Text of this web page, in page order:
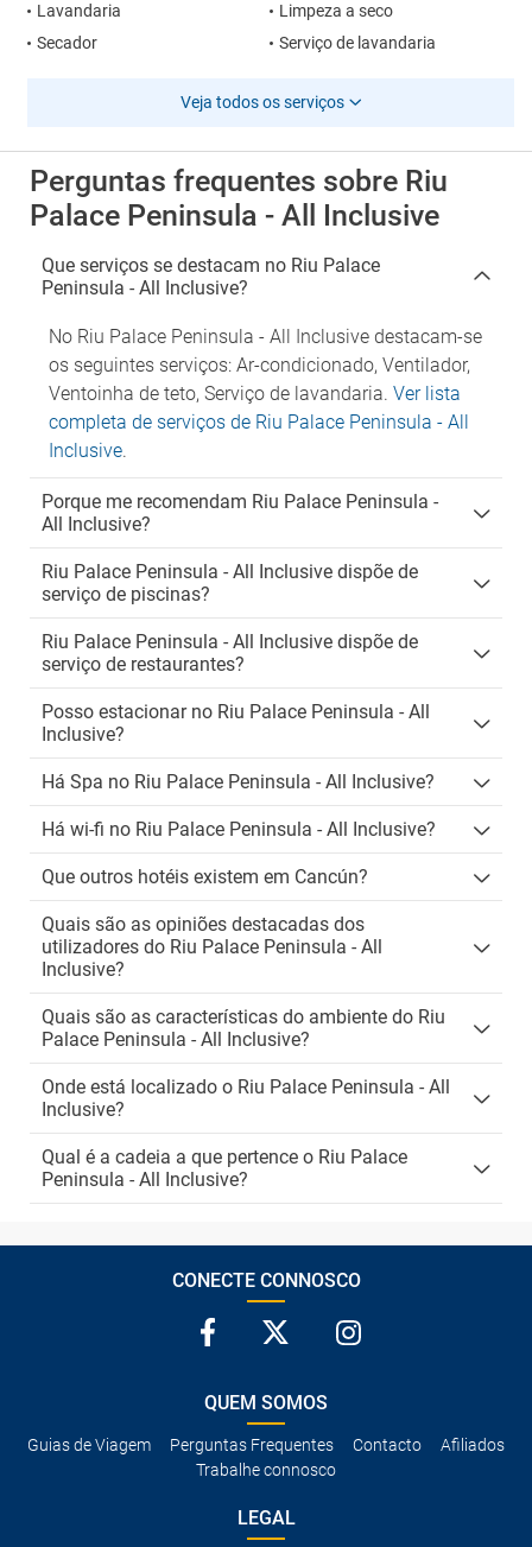
Lavandaria
Limpeza a seco
Secador
Serviço de lavandaria
Veja todos os serviços
Perguntas frequentes sobre Riu
Palace Peninsula - All Inclusive
Que serviços se destacam no Riu Palace
Peninsula - All Inclusive?
No Riu Palace Peninsula - All Inclusive destacam-se
os seguintes serviços: Ar-condicionado, Ventilador,
Ventoinha de teto, Serviço de lavandaria. Ver lista
completa de serviços de Riu Palace Peninsula - All
Inclusive.
Porque me recomendam Riu Palace Peninsula -
All Inclusive?
Riu Palace Peninsula - All Inclusive dispõe de
serviço de piscinas?
Riu Palace Peninsula - All Inclusive dispõe de
serviço de restaurantes?
Posso estacionar no Riu Palace Peninsula - All
Inclusive?
Há Spa no Riu Palace Peninsula - All Inclusive?
Há wi-fi no Riu Palace Peninsula - All Inclusive?
Que outros hotéis existem em Cancún?
Quais são as opiniões destacadas dos
utilizadores do Riu Palace Peninsula - All
Inclusive?
Quais são as características do ambiente do Riu
Palace Peninsula - All Inclusive?
Onde está localizado o Riu Palace Peninsula - All
Inclusive?
Qual é a cadeia a que pertence o Riu Palace
Peninsula - All Inclusive?
CONECTE CONNOSCO
QUEM SOMOS
Guias de Viagem Perguntas Frequentes Contacto
Afiliados
Trabalhe connosco
LEGAL